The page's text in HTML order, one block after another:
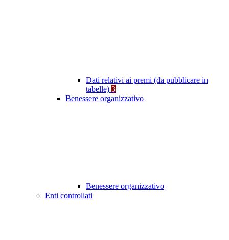
Dati relativi ai premi (da pubblicare in
tabelle) 3
Benessere organizzativo
Benessere organizzativo
Enti controllati